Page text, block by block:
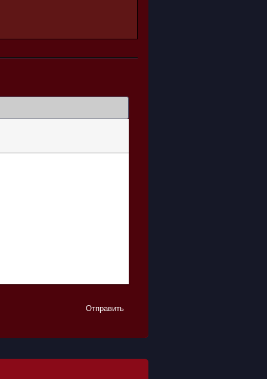
Отправить